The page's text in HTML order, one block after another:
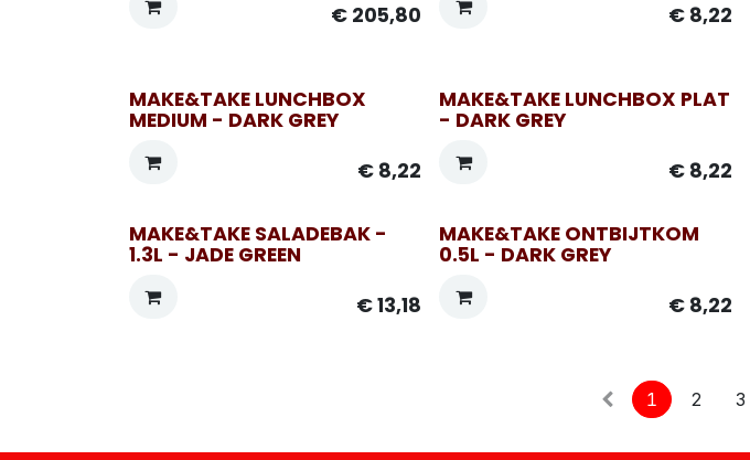
€ 205,80
€ 8,22
MAKE&TAKE LUNCHBOX
MEDIUM - DARK GREY
€ 8,22
MAKE&TAKE LUNCHBOX PLAT
- DARK GREY
€ 8,22
MAKE&TAKE SALADEBAK -
1.3L - JADE GREEN
€13,18
MAKE&TAKE ONTBIJTKOM
0.5L - DARK GREY
€ 8,22
1 2 3